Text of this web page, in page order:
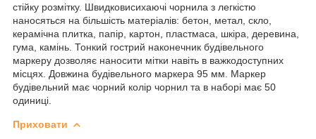
стійку розмітку. Швидковисихаючі чорнила з легкістю
наносяться на більшість матеріалів: бетон, метал, скло,
керамічна плитка, папір, картон, пластмаса, шкіра, деревина,
гума, камінь. Тонкий гострий наконечник будівельного
маркеру дозволяє наносити мітки навіть в важкодоступних
місцях. Довжина будівельного маркера 95 мм. Маркер
будівельний має чорний колір чорнил та в наборі має 50
одиниці.
Приховати